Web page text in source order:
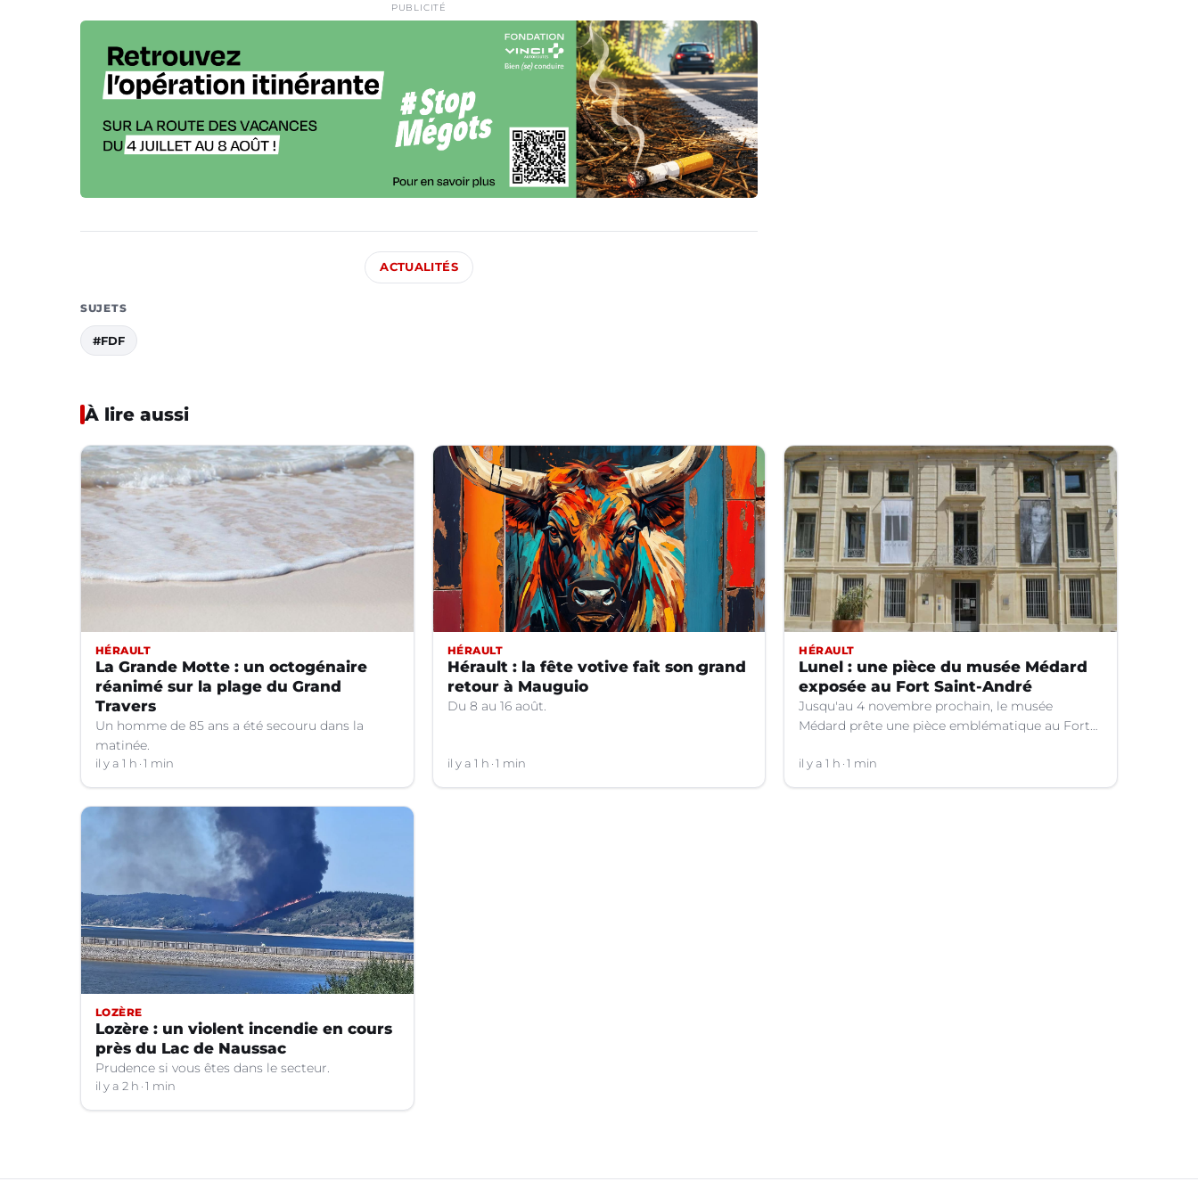
PUBLICITÉ
ACTUALITÉS
SUJETS
#FDF
À lire aussi
HÉRAULT
La Grande Motte : un octogénaire
réanimé sur la plage du Grand
Travers
Un homme de 85 ans a été secouru dans la
matinée.
il y a 1 h 1 min
HÉRAULT
Hérault : la fête votive fait son grand
retour à Mauguio
Du 8 au 16 août.
il y a 1 h 1 min
HÉRAULT
Lunel : une pièce du musée Médard
exposée au Fort Saint-André
Jusqu'au 4 novembre prochain, le musée
Médard prête une pièce emblématique au Fort
il y a 1 h 1 min
LOZÈRE
Lozère : un violent incendie en cours
près du Lac de Naussac
Prudence si vous êtes dans le secteur.
il y a 2 h 1 min